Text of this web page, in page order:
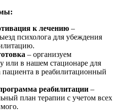
к лечению –
психолога для убеждения
– организуем
или в нашем стационаре для
пациента в реабилитационный
реабилитации –
план терапии с учетом всех